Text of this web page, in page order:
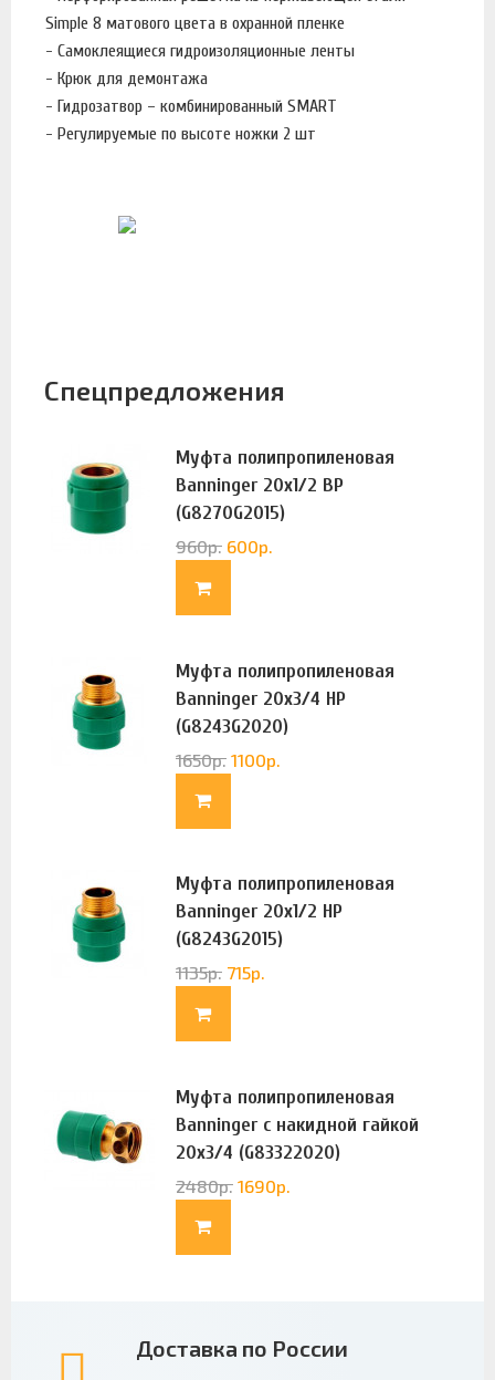
Simple 8 матового цвета в охранной пленке
- Самоклеящиеся гидроизоляционные ленты
- Крюк для демонтажа
- Гидрозатвор – комбинированный SMART
- Регулируемые по высоте ножки 2 шт
Спецпредложения
Муфта полипропиленовая
Banninger 20х1/2 ВР
(G8270G2015)
960р. 600р.
Муфта полипропиленовая
Banninger 20х3/4 НР
(G8243G2020)
1650р. 1100р.
Муфта полипропиленовая
Banninger 20х1/2 НР
(G8243G2015)
1135р. 715р.
Муфта полипропиленовая
Banninger с накидной гайкой
20х3/4 (G83322020)
2480р. 1690р.
Доставка по России